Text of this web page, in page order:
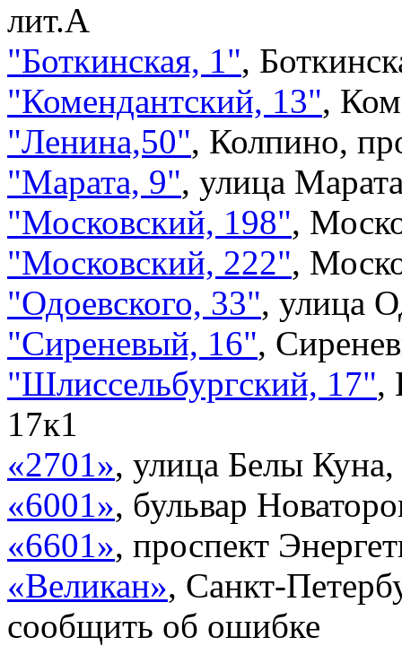
лит.А
"Боткинская, 1",
"Комендантский, 13",
"Ленина,50", Колпино,
"Марата, 9", улица
"Московский, 198",
"Московский, 222",
"Одоевского, 33", улица
"Сиреневый, 16",
"Шлиссельбургский, 17",
17к1
«2701», улица Белы Куна,
«6001», бульвар
«6601», проспект
«Великан», Санкт-
сообщить об ошибке